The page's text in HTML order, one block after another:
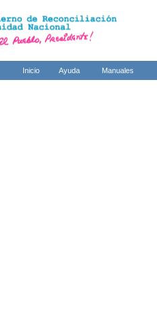
Inicio Ayuda Manuales